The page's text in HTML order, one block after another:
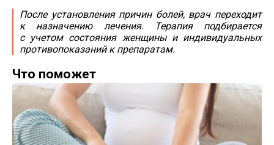
После установления причин болей, врач переходит
к назначению лечения. Терапия подбирается
с учетом состояния женщины и индивидуальных
противопоказаний к препаратам.
Что поможет